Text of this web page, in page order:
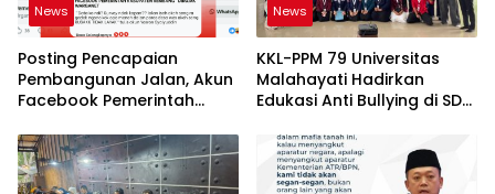
News
Posting Pencapaian
Pembangunan Jalan, Akun
Facebook Pemerintah
“Dirujak” Warganet
News
KKL-PPM 79 Universitas
Malahayati Hadirkan
Edukasi Anti Bullying di SD
Metero